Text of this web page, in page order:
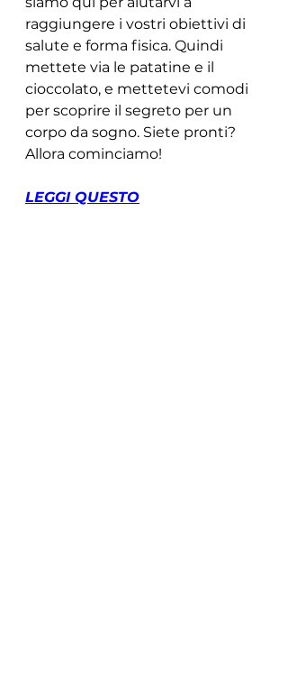
raggiungere i vostri obiettivi di
salute e forma fisica. Quindi
mettete via le patatine e il
cioccolato, e mettetevi comodi
per scoprire il segreto per un
corpo da sogno. Siete pronti?
Allora cominciamo!
LEGGI QUESTO